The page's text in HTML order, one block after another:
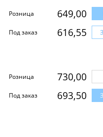
Розница 649,00
Под заказ 616,55
Розница 730,00
Под заказ 693,50